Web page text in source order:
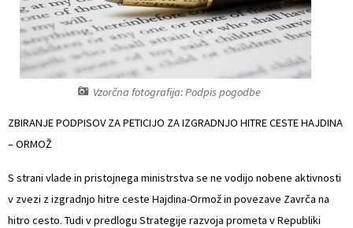
Vzorčna fotografija: Podpis pogodbe
ZBIRANJE PODPISOV ZA PETICIJO ZA IZGRADNJO HITRE CESTE HAJDINA
– ORMOŽ
S strani vlade in pristojnega ministrstva se ne vodijo nobene aktivnosti
v zvezi z izgradnjo hitre ceste Hajdina-Ormož in povezave Zavrča na
hitro cesto. Tudi v predlogu Strategije razvoja prometa v Republiki
Naselja v občini
Organigram
Varstvo osebnih podatkov
Strateški dokumenti
Katalog informacij javnega značaja
Prostorski akti občine
Predpisi in odloki
Proračun občine
Lokalne volitve